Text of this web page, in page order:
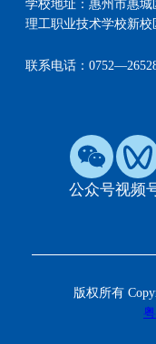
学校地址：惠州市惠城
理工职业技术学校新校
联系电话：
公众号视频
版权所有